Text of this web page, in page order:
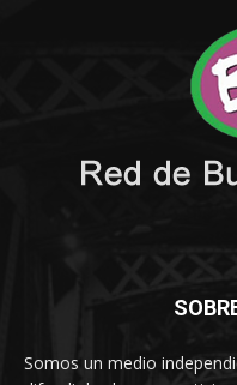
Somos un medio